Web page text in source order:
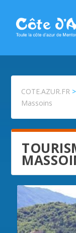
COTE.AZUR.FR >
Massoins